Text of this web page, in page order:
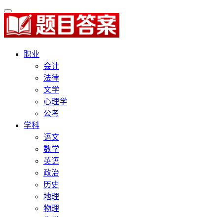
职业
会计
法律
文学
心理学
公考
学科
语文
数学
英语
政治
历史
地理
物理